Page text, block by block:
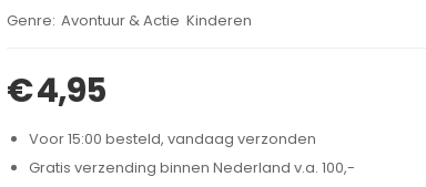
Brand:
Avontuur & Actie ,
Kinderen
€4,95
Voor 15:00 besteld, vandaag verzonden
Gratis verzending binnen Nederland v.a. 100,-